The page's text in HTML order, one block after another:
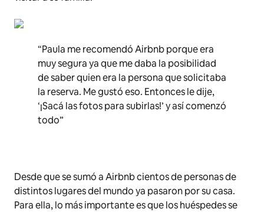
“Paula me recomendó Airbnb porque era
muy segura ya que me daba la posibilidad
de saber quien era la persona que solicitaba
la reserva. Me gustó eso. Entonces le dije,
‘¡Sacá las fotos para subirlas!’ y así comenzó
todo”
Desde que se sumó a Airbnb cientos de personas de
distintos lugares del mundo ya pasaron por su casa.
Para ella, lo más importante es que los huéspedes se